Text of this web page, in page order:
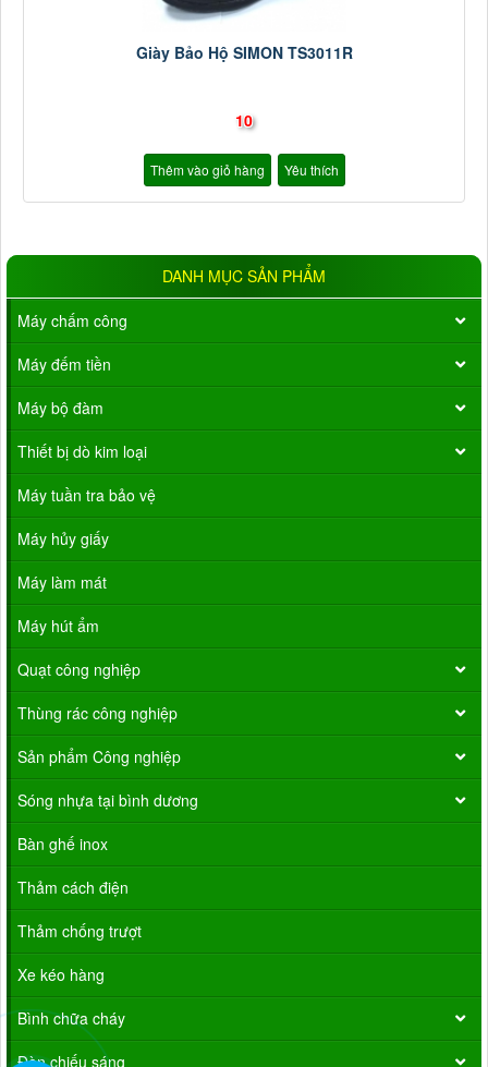
Giày Bảo Hộ SIMON TS3011R
10
Thêm vào giỏ hàng Yêu thích
DANH MỤC SẢN PHẨM
Máy chấm công
Máy đếm tiền
Máy bộ đàm
Thiết bị dò kim loại
Máy tuần tra bảo vệ
Máy hủy giấy
Máy làm mát
Máy hút ẩm
Quạt công nghiệp
Thùng rác công nghiệp
Sản phẩm Công nghiệp
Sóng nhựa tại bình dương
Bàn ghế inox
Thảm cách điện
Thảm chống trượt
Xe kéo hàng
Bình chữa cháy
Đèn chiếu sáng